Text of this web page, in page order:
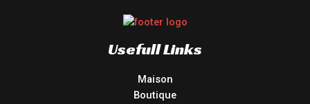
Usefull Links
Maison
Boutique